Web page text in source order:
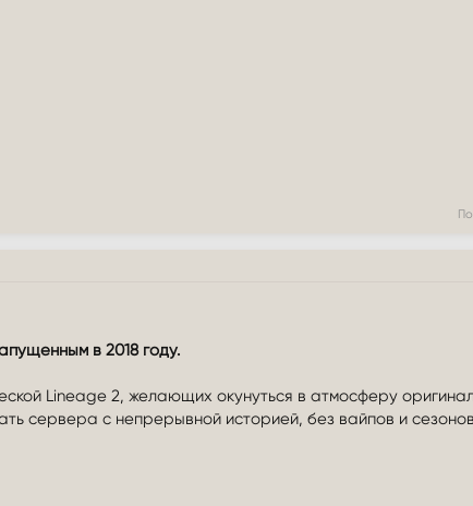
в 2018 году.
Lineage 2, желающих окунуться в атмосферу
сервера с непрерывной историей, без вайпов и